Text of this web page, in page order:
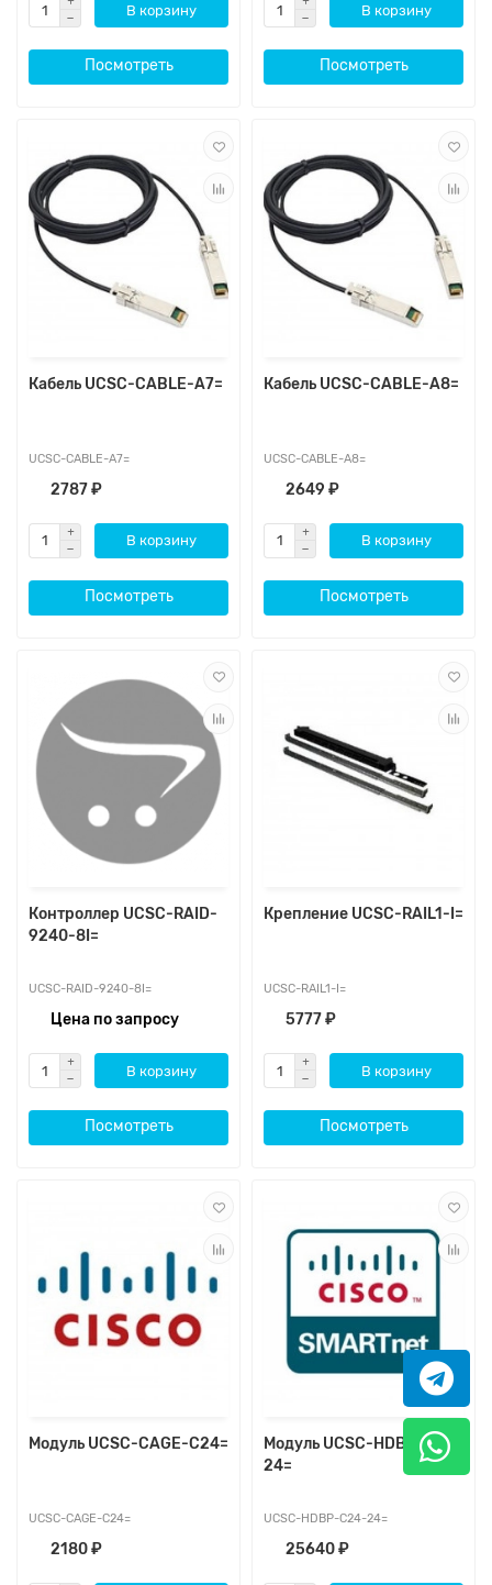
В корзину
Посмотреть
В корзину
Посмотреть
Кабель UCSC-CABLE-A7=
UCSC-CABLE-A7=
2787 ₽
В корзину
Посмотреть
Кабель UCSC-CABLE-A8=
UCSC-CABLE-A8=
2649 ₽
В корзину
Посмотреть
Контроллер UCSC-RAID-
9240-8I=
UCSC-RAID-9240-8I=
Цена по запросу
В корзину
Посмотреть
Крепление UCSC-RAIL1-I=
UCSC-RAIL1-I=
5777 ₽
В корзину
Посмотреть
Модуль UCSC-CAGE-C24=
UCSC-CAGE-C24=
2180 ₽
Модуль UCSC-HDBP-C24-
24=
UCSC-HDBP-C24-24=
25640 ₽